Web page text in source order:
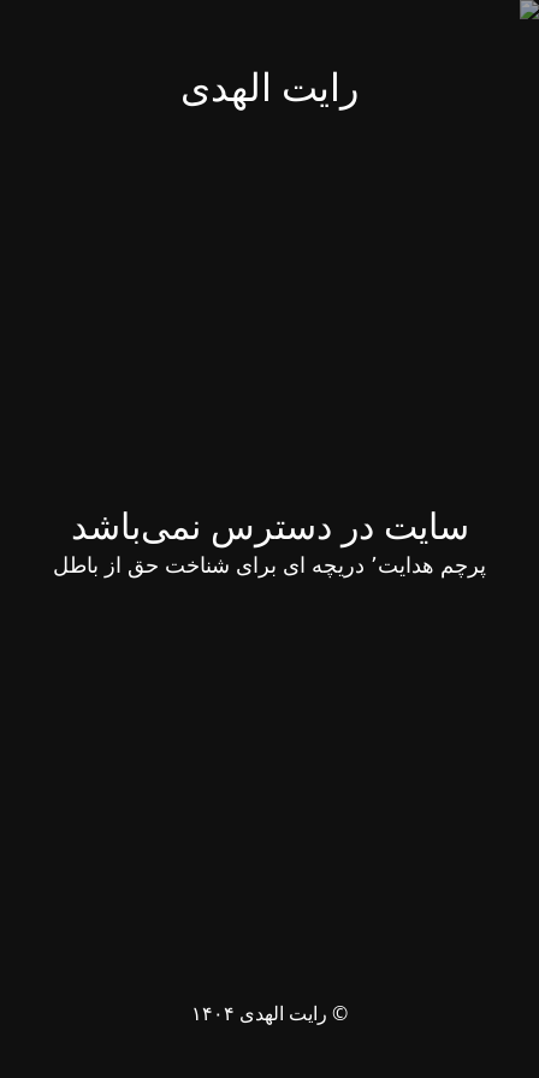
رایت الهدی
سایت در دسترس نمی‌باشد
پرچم هدایت٬ دریچه ای برای شناخت حق از باطل
© رایت الهدی ۱۴۰۴